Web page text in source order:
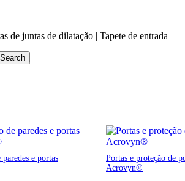
de juntas de dilatação | Tapete de entrada
paredes e portas
Portas e proteção de
Acrovyn®